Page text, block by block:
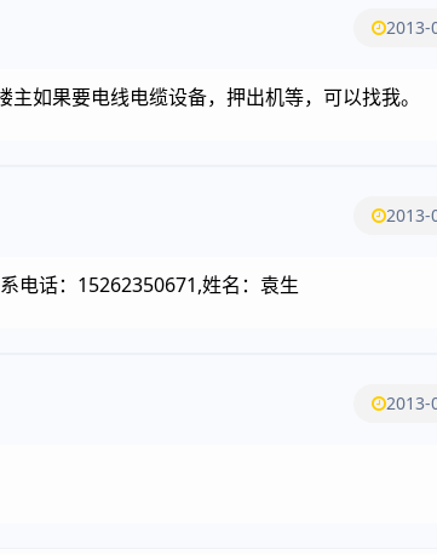
2013-
如果要电线电缆设备，押出机等，可以找我。
2013-
电话：15262350671,姓名：袁生
2013-